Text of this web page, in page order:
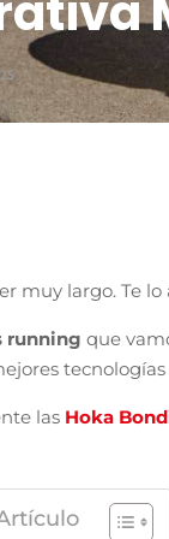
muy largo. Te
running que
las Hoka